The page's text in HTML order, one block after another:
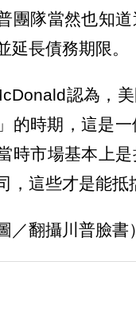
團隊當然也知
延長債務期限。
認為，
的時期，這是
時市場基本上
，這些才是能抵
／翻攝川普臉書）